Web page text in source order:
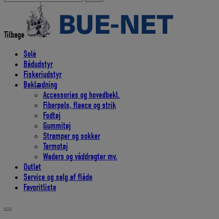
efter:
Tilbage
Solé
Bådudstyr
Fiskeriudstyr
Beklædning
Accessories og hovedbekl.
Fiberpels, fleece og strik
Fodtøj
Gummitøj
Strømper og sokker
Termotøj
Waders og våddragter mv.
Outlet
Service og salg af flåde
Favoritliste